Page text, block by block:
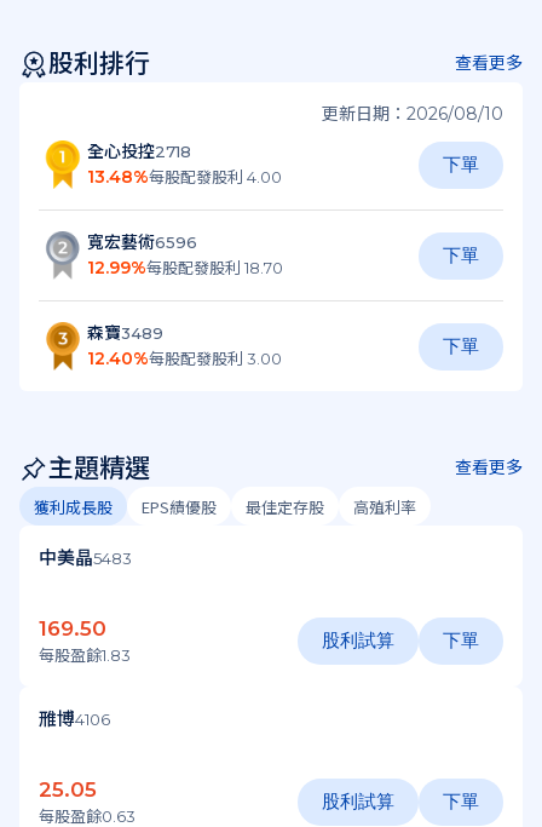
股利排行 查看更多
更新日期：2026/08/10
全心投控2718
13.48%每股配發股利 4.00
下單
寬宏藝術6596
12.99%每股配發股利 18.70
下單
森寶3489
12.40%每股配發股利 3.00
下單
主題精選 查看更多
獲利成長股 EPS績優股 最佳定存股 高殖利率
中美晶5483
169.50
每股盈餘1.83
股利試算 下單
雃博4106
25.05
每股盈餘0.63
股利試算 下單